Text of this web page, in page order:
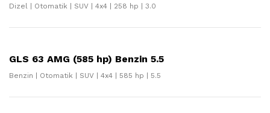
Dizel | Otomatik | SUV | 4x4 | 258 hp | 3.0
GLS 63 AMG (585 hp) Benzin 5.5
Benzin | Otomatik | SUV | 4x4 | 585 hp | 5.5